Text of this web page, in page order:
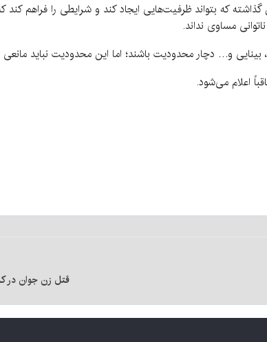
که بتواند ظرفیت‌هایی ایجاد کند و شرایطی را فراهم کند
مساوی نداند.
و… دچار محدودیت باشند؛ اما این محدودیت نباید
اعلام می‌شود.
قتل زن جوان در